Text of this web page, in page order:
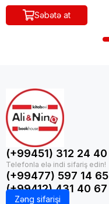
Səbətə at
(+99451) 312 24 40
(+99477) 597 14 65
(+99412) 431 40 67
Zəng sifarişi